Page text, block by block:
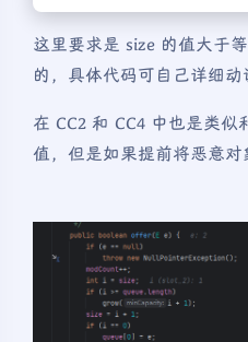
这里要求是 size 的值大于
的，具体代码可自己详细动
在 CC2 和 CC4 中也是类
值，但是如果提前将恶意